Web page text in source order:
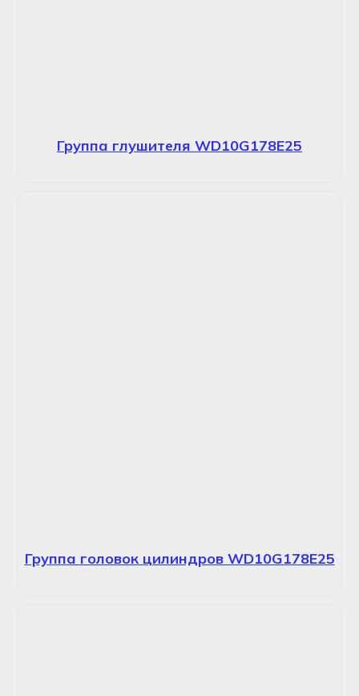
Группа глушителя WD10G178E25
Группа головок цилиндров WD10G178E25